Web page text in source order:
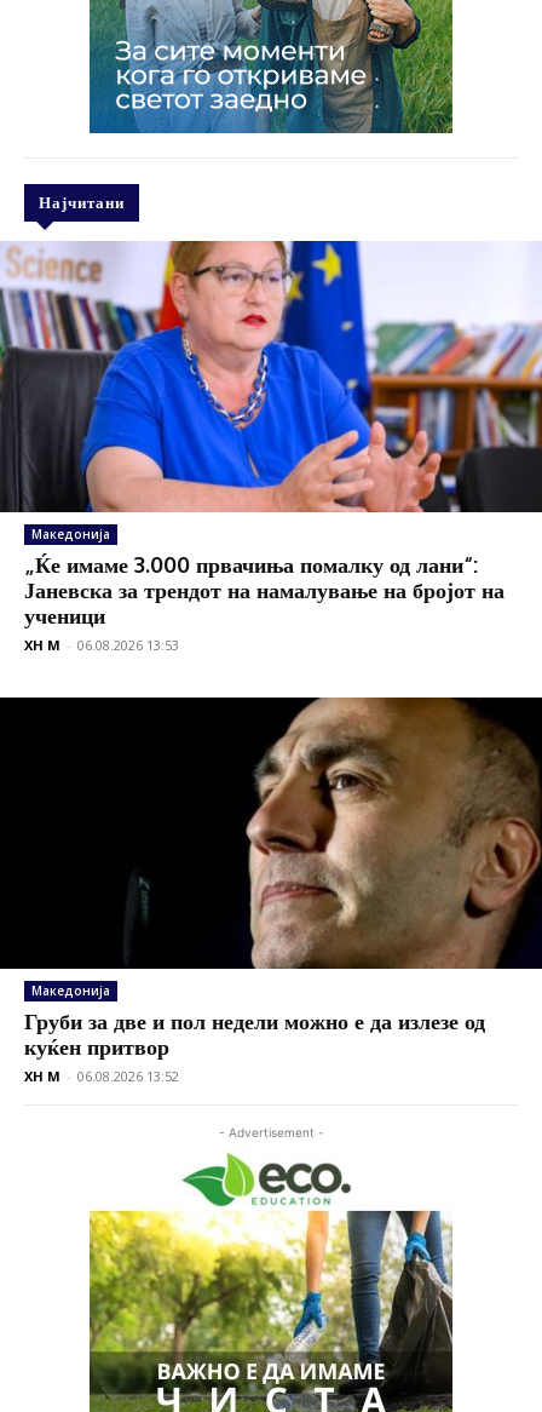
Најчитани
Македонија
„Ќе имаме 3.000 првачиња помалку од лани“:
Јаневска за трендот на намалување на бројот на
ученици
XH M - 06.08.2026 13:53
Македонија
Груби за две и пол недели можно е да излезе од
куќен притвор
XH M - 06.08.2026 13:52
- Advertisement -